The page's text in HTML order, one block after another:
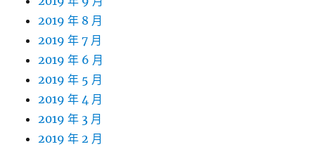
2019 年 8 月
2019 年 7 月
2019 年 6 月
2019 年 5 月
2019 年 4 月
2019 年 3 月
2019 年 2 月